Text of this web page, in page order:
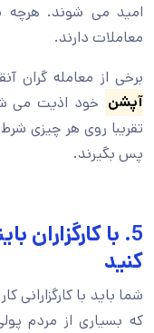
امید می شوند. هرچه
معاملات دارند.
برخی از معامله گران
آپشن خود اذیت می
تقریبا روی هر چیزی
پس بگیرند.
5. با کارگزاران
کنید
شما باید با کارگزارانی
که بسیاری از مردم